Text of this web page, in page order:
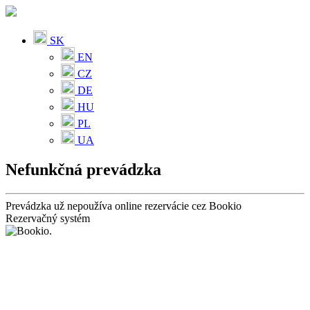
SK
EN
CZ
DE
HU
PL
UA
Nefunkčná prevádzka
Prevádzka už nepoužíva online rezervácie cez Bookio
Rezervačný systém